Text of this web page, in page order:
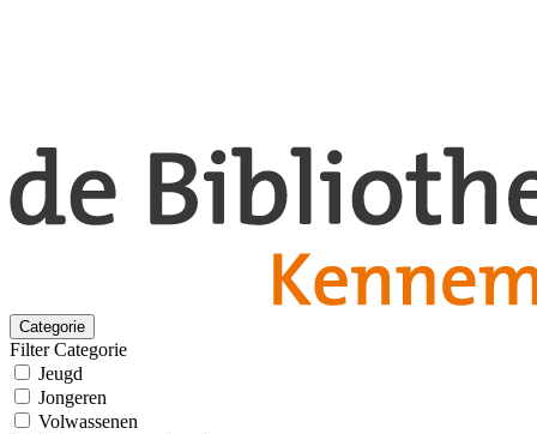
Categorie
Filter Categorie
Jeugd
Jongeren
Volwassenen